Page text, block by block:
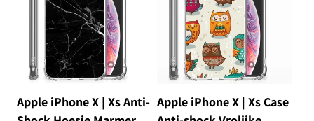
Apple iPhone X | Xs Anti- Apple iPhone X | Xs Case